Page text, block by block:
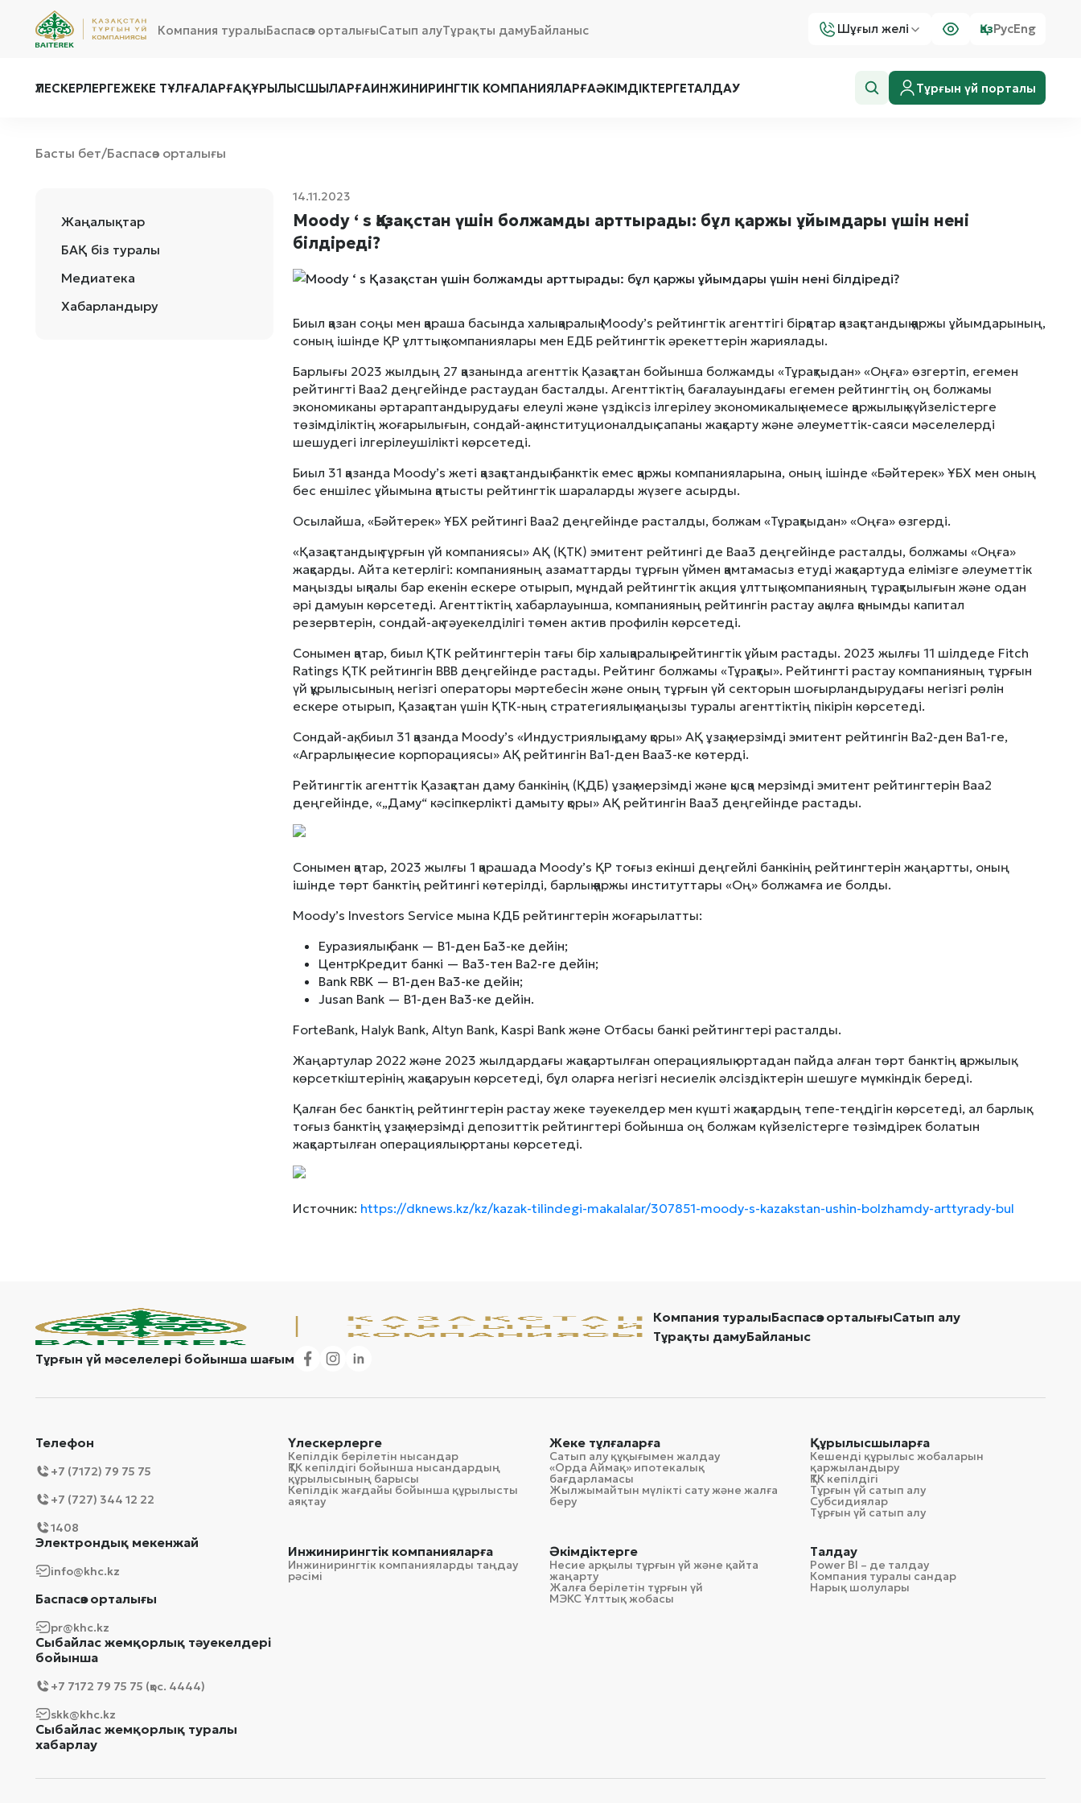
Компания туралыБаспасөз орталығыСатып алуТұрақты дамуБайланыс Шұғыл желі ҚазРусEng
ҮЛЕСКЕРЛЕРГЕЖЕКЕ ТҰЛҒАЛАРҒАҚҰРЫЛЫСШЫЛАРҒАИНЖИНИРИНГТІК КОМПАНИЯЛАРҒАӘКІМДІКТЕРГЕТАЛДАУ Тұрғын үй порталы
Басты бет/Баспасөз орталығы
Жаңалықтар
БАҚ біз туралы
Медиатека
Хабарландыру
14.11.2023
Moody ‘ s Қазақстан үшін болжамды арттырады: бұл қаржы ұйымдары үшін нені
білдіреді?
Биыл қазан соңы мен қараша басында халықаралық Moody’s рейтингтік агенттігі бірқатар қазақстандық қаржы ұйымдарының,
соның ішінде ҚР ұлттық компаниялары мен ЕДБ рейтингтік әрекеттерін жариялады.
Барлығы 2023 жылдың 27 қазанында агенттік Қазақстан бойынша болжамды «Тұрақтыдан» «Оңға» өзгертіп, егемен
рейтингті Baa2 деңгейінде растаудан басталды. Агенттіктің бағалауындағы егемен рейтингтің оң болжамы
экономиканы әртараптандырудағы елеулі және үздіксіз ілгерілеу экономикалық немесе қаржылық күйзелістерге
төзімділіктің жоғарылығын, сондай-ақ институционалдық сапаны жақсарту және әлеуметтік-саяси мәселелерді
шешудегі ілгерілеушілікті көрсетеді.
Биыл 31 қазанда Moody’s жеті қазақстандық банктік емес қаржы компанияларына, оның ішінде «Бәйтерек» ҰБХ мен оның
бес еншілес ұйымына қатысты рейтингтік шараларды жүзеге асырды.
Осылайша, «Бәйтерек» ҰБХ рейтингі Baa2 деңгейінде расталды, болжам «Тұрақтыдан» «Оңға» өзгерді.
«Қазақстандық тұрғын үй компаниясы» АҚ (ҚТК) эмитент рейтингі де Baa3 деңгейінде расталды, болжамы «Оңға»
жақсарды. Айта кетерлігі: компанияның азаматтарды тұрғын үймен қамтамасыз етуді жақсартуда елімізге әлеуметтік
маңызды ықпалы бар екенін ескере отырып, мұндай рейтингтік акция ұлттық компанияның тұрақтылығын және одан
әрі дамуын көрсетеді. Агенттіктің хабарлауынша, компанияның рейтингін растау ақылға қонымды капитал
резервтерін, сондай-ақ тәуекелділігі төмен актив профилін көрсетеді.
Сонымен қатар, биыл ҚТК рейтингтерін тағы бір халықаралық рейтингтік ұйым растады. 2023 жылғы 11 шілдеде Fitch
Ratings ҚТК рейтингін BBB деңгейінде растады. Рейтинг болжамы «Тұрақты». Рейтингті растау компанияның тұрғын
үй құрылысының негізгі операторы мәртебесін және оның тұрғын үй секторын шоғырландырудағы негізгі рөлін
ескере отырып, Қазақстан үшін ҚТК-ның стратегиялық маңызы туралы агенттіктің пікірін көрсетеді.
Сондай-ақ, биыл 31 қазанда Moody’s «Индустриялық даму қоры» АҚ ұзақ мерзімді эмитент рейтингін Ba2-ден Ba1-ге,
«Аграрлық несие корпорациясы» АҚ рейтингін Ва1-ден Baa3-ке көтерді.
Рейтингтік агенттік Қазақстан даму банкінің (ҚДБ) ұзақ мерзімді және қысқа мерзімді эмитент рейтингтерін Baa2
деңгейінде, «„Даму“ кәсіпкерлікті дамыту қоры» АҚ рейтингін Baa3 деңгейінде растады.
Сонымен қатар, 2023 жылғы 1 қарашада Moody’s ҚР тоғыз екінші деңгейлі банкінің рейтингтерін жаңартты, оның
ішінде төрт банктің рейтингі көтерілді, барлық қаржы институттары «Оң» болжамға ие болды.
Moody’s Investors Service мына КДБ рейтингтерін жоғарылатты:
Еуразиялық банк — В1-ден Ба3-ке дейін;
ЦентрКредит банкі — Ba3-тен Ba2-ге дейін;
Bank RBK — B1-ден Ba3-ке дейін;
Jusan Bank — B1-ден Ba3-ке дейін.
ForteBank, Halyk Bank, Altyn Bank, Kaspi Bank және Отбасы банкі рейтингтері расталды.
Жаңартулар 2022 және 2023 жылдардағы жақсартылған операциялық ортадан пайда алған төрт банктің қаржылық
көрсеткіштерінің жақсаруын көрсетеді, бұл оларға негізгі несиелік әлсіздіктерін шешуге мүмкіндік береді.
Қалған бес банктің рейтингтерін растау жеке тәуекелдер мен күшті жақтардың тепе-теңдігін көрсетеді, ал барлық
тоғыз банктің ұзақ мерзімді депозиттік рейтингтері бойынша оң болжам күйзелістерге төзімдірек болатын
жақсартылған операциялық ортаны көрсетеді.
Источник: https://dknews.kz/kz/kazak-tilindegi-makalalar/307851-moody-s-kazakstan-ushin-bolzhamdy-arttyrady-bul
Компания туралыБаспасөз орталығыСатып алу
Тұрақты дамуБайланыс
Тұрғын үй мәселелері бойынша шағым
Телефон
+7 (7172) 79 75 75
+7 (727) 344 12 22
1408
Электрондық мекенжай
info@khc.kz
Баспасөз орталығы
pr@khc.kz
Сыбайлас жемқорлық тәуекелдері
бойынша
+7 7172 79 75 75 (қос. 4444)
skk@khc.kz
Сыбайлас жемқорлық туралы
хабарлау
Үлескерлерге
Кепілдік берілетін нысандар
ҚТК кепілдігі бойынша нысандардың
құрылысының барысы
Кепілдік жағдайы бойынша құрылысты
аяқтау
Жеке тұлғаларға
Сатып алу құқығымен жалдау
«Орда Аймақ» ипотекалық
бағдарламасы
Жылжымайтын мүлікті сату және жалға
беру
Құрылысшыларға
Кешенді құрылыс жобаларын
қаржыландыру
ҚТК кепілдігі
Тұрғын үй сатып алу
Субсидиялар
Тұрғын үй сатып алу
Инжинирингтік компанияларға
Инжинирингтік компанияларды таңдау
рәсімі
Әкімдіктерге
Несие арқылы тұрғын үй және қайта
жаңарту
Жалға берілетін тұрғын үй
МЭКС Ұлттық жобасы
Талдау
Power BI – де талдау
Компания туралы сандар
Нарық шолулары